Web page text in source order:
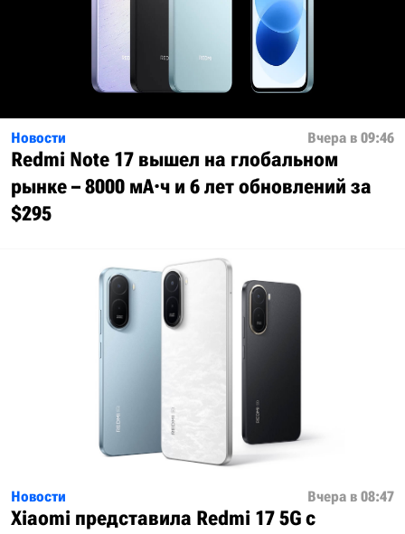
Новости Вчера в 09:46
Redmi Note 17 вышел на глобальном
рынке – 8000 мА·ч и 6 лет обновлений за
$295
Новости Вчера в 08:47
Xiaomi представила Redmi 17 5G с